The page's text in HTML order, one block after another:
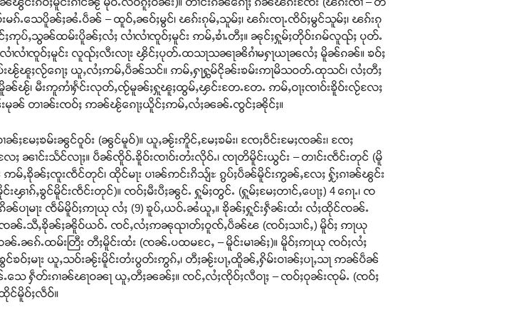
ႉသေပိူၼ်ႈၼႆႉပဵၼ် – ထူဝ်ႇၼဝ်ႈမွင်၊ ၽၵ်းၵုမ်ႇသူမ်ႈ၊ ၽၵ်းၸႃႉၸိဝ်ႈမွင်သူမ်ႈ၊ ၽၵ်းၵု
ဢုပ်ႇသွၼ်ထမ်းပိူၼ်ႈလႆႈ လၢႆလၢႆၸူဝ်ႈမူင်း ဢမ်ႇၶၢႆႉတီႈ။ ၼုင်ႈႁူမ်ႈတိုဝ်းၵမ်လူၺ်ႈ ပုတ်ႉ
ၢႆၸူဝ်ႈမူင်း လူၺ်ႈလီးလႃး ၾိင်ႈပုတ်ႉထသႃသၼႃၼိၵၢႆမႁႃယႃၼလႆႈ မိူၼ်ၵၼ်။ ၶဝ်ႈ
ၽႂ်ၽူႈလႂ်ၵေႃႈ ယူႇလႆႈဢမ်ႇပဵၼ်သင်။ ဢမ်ႇႁႃႁွမ်ငိုၼ်းၶမ်းဢႃမိသဝတ်ႉထုသင်၊ လႆႈတီႈ
၊ မီးဢူဢၢႆႁႅင်းလုတ်ႇၸႂ်မူၼ်ႈႁူၽူႈထွမ်ႇၾင်းတႄႉတႄႉ ဢမ်ႇဝႃႈၸၢဝ်းၶိူဝ်းလႂ်လႄႈ
ၼ်းမုၼ် တၢၼ်းၸဝ်ႈ ဢၼ်ၽႂ်ၵေႃႈယိူင်ႈဢမ်ႇလႆႈၼၼ်ႉၸွင်ႈၼိုင်ႈ။
ၼ်ႈမႄႈၶမ်းၼွင်ဝူဝ်း (ၼွင်မူဝ်)။ ယူႇၼႂ်းဢိူင်ႇမႄႈၶမ်း၊ ၸႄႈဝဵင်းမႄႈၸၼ်း၊ ၸႄႈ
ႄႈ ၼၢင်းသႅင်လႃႈ။ ပဵၼ်ၸိူဝ်ႉၶိူဝ်းၸၢဝ်းတႆးလိုဝ်ႉ၊ ၸႃတိမိူင်းယွင်း – တၢင်းၸဵင်းတုင် (မိူ
ဢမ်ႇၶိုၼ်ႈၸူးၸဵင်တုင်၊ ထိုင်မႃး ပၢၼ်ဢင်းၵိသျ်ႊ ၵွပ်ႈပဵၼ်မိူင်းဢွၼ်ႇလႄႈ ႁႂ်ႈၵၢၼ်ၽွင်း
ႇၶွင်မိူင်းၸဵင်းတုင်)။ ၸဝ်ႈမီးပီႈၼွင်ႉ ႁူမ်ႈတွင်ႉ (ႁူမ်ႈမႄႈတၢင်ႇပေႃႈ) 4 ၵေႃႉ၊ ၸ
ႉၵိၼ်ပႃမႃး ၸဵမ်မိူဝ်ႈဢႃယု လႆႈ (9) ၶူပ်ႇယဝ်ႉၼႆယူႇ။ ၶိုၼ်ႈႁူင်းႁဵၼ်းထႆး လႆႈထိုင်ၸၼ်ႉ
ပ်းၸၼ်ႉသီႇၶိုၼ်ႈၼိူဝ်ယဝ်ႉ ၸင်ႇလႆႈဢၼုၺၢတ်ႈဝူၸ်ႇပဵၼ်ၽ (ၸဝ်ႈသၢင်ႇ) မိူဝ်ႈ ဢႃယု
ႉၼၵ်ႉထမ်းတြီး တီႈမိူင်းထႆး (ၸၼ်ႉပထမငႄႇ – မိူင်းမၢၼ်ႈ)။ မိူဝ်ႈဢႃယု ၸဝ်ႈလႆႈ
င်ၶဝ်ႈမႃး ယူႇသဝ်းၼႂ်းမိူင်းတႆးပွတ်းဢွၵ်ႇ၊ တီႈၼႂ်းပႃႇထိူၼ်ႇႁိမ်းဝၢၼ်ႈပႃႇသႃ ဢၼ်ပဵၼ်
သေ ႁဵတ်းၵၢၼ်ၽႃဝၼႃ ယူႇတီႈၼၼ်ႈ။ ၸင်ႇလႆႈၸိုဝ်ႈလီဝႃႈ – ၸဝ်ႈဝုၼ်းၸုမ်ႉ (ၸဝ်ႈ
င်မိူဝ်ႈလဵဝ်။